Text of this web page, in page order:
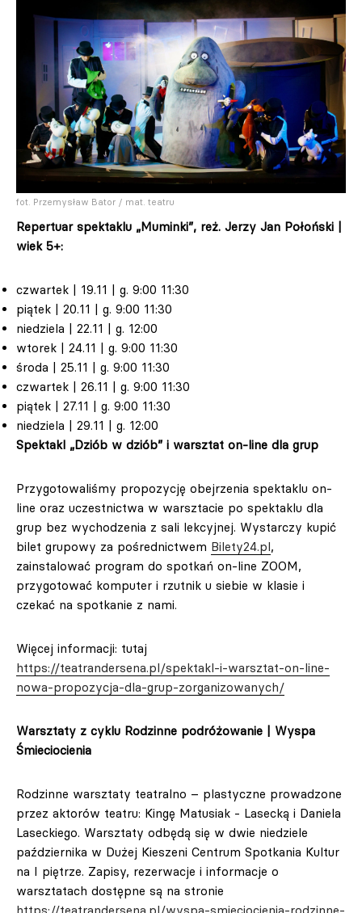
fot. Przemysław Bator / mat. teatru
Repertuar spektaklu „Muminki”, reż. Jerzy Jan Połoński |
wiek 5+:
czwartek | 19.11 | g. 9:00 11:30
piątek | 20.11 | g. 9:00 11:30
niedziela | 22.11 | g. 12:00
wtorek | 24.11 | g. 9:00 11:30
środa | 25.11 | g. 9:00 11:30
czwartek | 26.11 | g. 9:00 11:30
piątek | 27.11 | g. 9:00 11:30
niedziela | 29.11 | g. 12:00
Spektakl „Dziób w dziób” i warsztat on-line dla grup
Przygotowaliśmy propozycję obejrzenia spektaklu on-
line oraz uczestnictwa w warsztacie po spektaklu dla
grup bez wychodzenia z sali lekcyjnej. Wystarczy kupić
bilet grupowy za pośrednictwem Bilety24.pl,
zainstalować program do spotkań on-line ZOOM,
przygotować komputer i rzutnik u siebie w klasie i
czekać na spotkanie z nami.
Więcej informacji: tutaj
https://teatrandersena.pl/spektakl-i-warsztat-on-line-
nowa-propozycja-dla-grup-zorganizowanych/
Warsztaty z cyklu Rodzinne podróżowanie | Wyspa
Śmieciocienia
Rodzinne warsztaty teatralno – plastyczne prowadzone
przez aktorów teatru: Kingę Matusiak - Lasecką i Daniela
Laseckiego. Warsztaty odbędą się w dwie niedziele
października w Dużej Kieszeni Centrum Spotkania Kultur
na I piętrze. Zapisy, rezerwacje i informacje o
warsztatach dostępne są na stronie